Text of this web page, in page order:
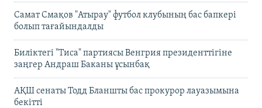
Самат Смақов "Атырау" футбол клубының бас бапкері
болып тағайындалды
Биліктегі "Тиса" партиясы Венгрия президенттігіне
заңгер Андраш Баканы ұсынбақ
АҚШ сенаты Тодд Бланшты бас прокурор лауазымына
бекітті